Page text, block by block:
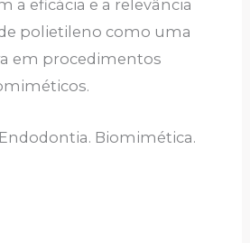
a eficácia e a relevância
polietileno como uma
em procedimentos
Endodontia. Biomimética.